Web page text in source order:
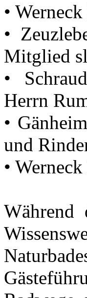
•
•
Mitglied
•
Herrn
•
und
•